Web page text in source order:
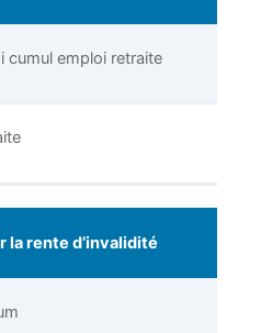
cumul emploi retraite
la rente d’invalidité